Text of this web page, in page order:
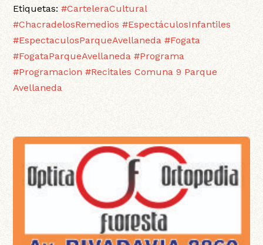
Etiquetas:#CarteleraCultural
#ChacradelosRemedios #EspectáculosInfantiles
#EspectaculosParqueAvellaneda #Fogata
#FogataParqueAvellaneda #Programa
#Programacion #Recitales Comuna 9 Parque
Avellaneda